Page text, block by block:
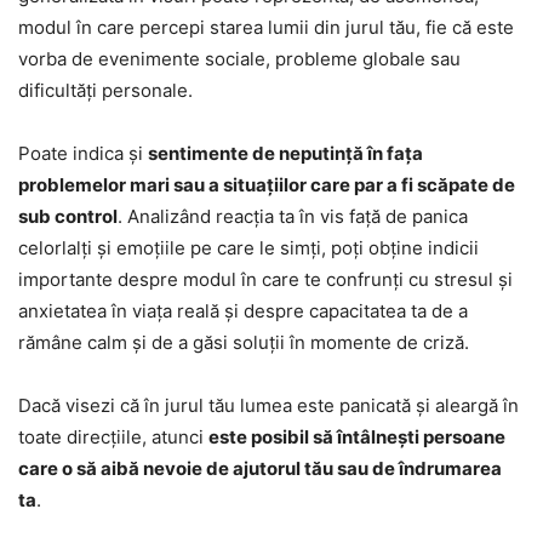
modul în care percepi starea lumii din jurul tău, fie că este
vorba de evenimente sociale, probleme globale sau
dificultăți personale.
Poate indica și sentimente de neputință în fața
problemelor mari sau a situațiilor care par a fi scăpate de
sub control. Analizând reacția ta în vis față de panica
celorlalți și emoțiile pe care le simți, poți obține indicii
importante despre modul în care te confrunți cu stresul și
anxietatea în viața reală și despre capacitatea ta de a
rămâne calm și de a găsi soluții în momente de criză.
Dacă visezi că în jurul tău lumea este panicată și aleargă în
toate direcțiile, atunci este posibil să întâlnești persoane
care o să aibă nevoie de ajutorul tău sau de îndrumarea
ta.